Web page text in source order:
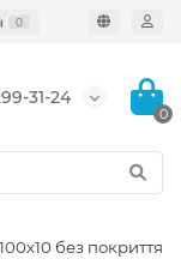
0
31-24
0
без покриття